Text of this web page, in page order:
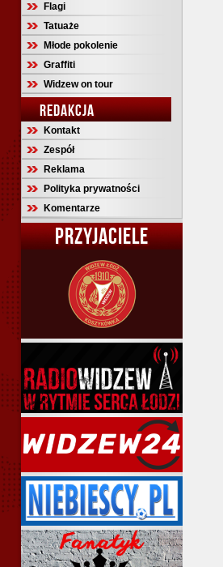
Flagi
Tatuaże
Młode pokolenie
Graffiti
Widzew on tour
REDAKCJA
Kontakt
Zespół
Reklama
Polityka prywatności
Komentarze
PRZYJACIELE